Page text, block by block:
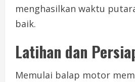
menghasilkan waktu
baik.
Latihan dan
Memulai balap motor